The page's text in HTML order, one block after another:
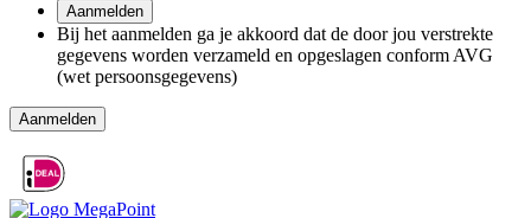
Aanmelden
Bij het aanmelden ga je akkoord dat de door jou verstrekte
gegevens worden verzameld en opgeslagen conform AVG
(wet persoonsgegevens)
Aanmelden